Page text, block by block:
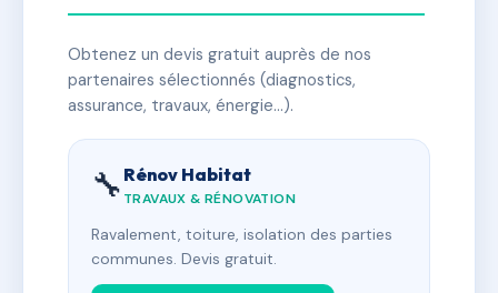
Obtenez un devis gratuit auprès de nos
partenaires sélectionnés (diagnostics,
assurance, travaux, énergie…).
🔧 Rénov Habitat
TRAVAUX & RÉNOVATION
Ravalement, toiture, isolation des parties
communes. Devis gratuit.